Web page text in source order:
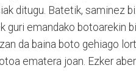
ditugu. Batetik, saminez
guri emandako botoarekin
da baina boto gehiago
ematera joan. Ezker